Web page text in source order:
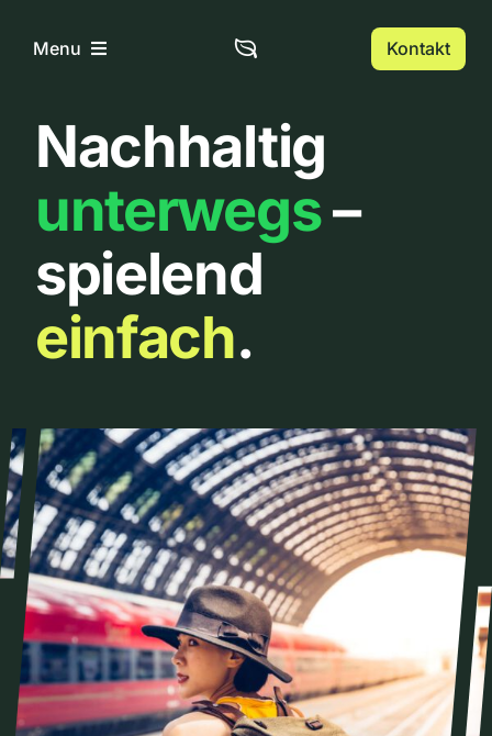
InhaltMenu
Home
Über uns
Urbanlist
Kontakt
Nachhaltig
unterwegs–
spielend
einfach.